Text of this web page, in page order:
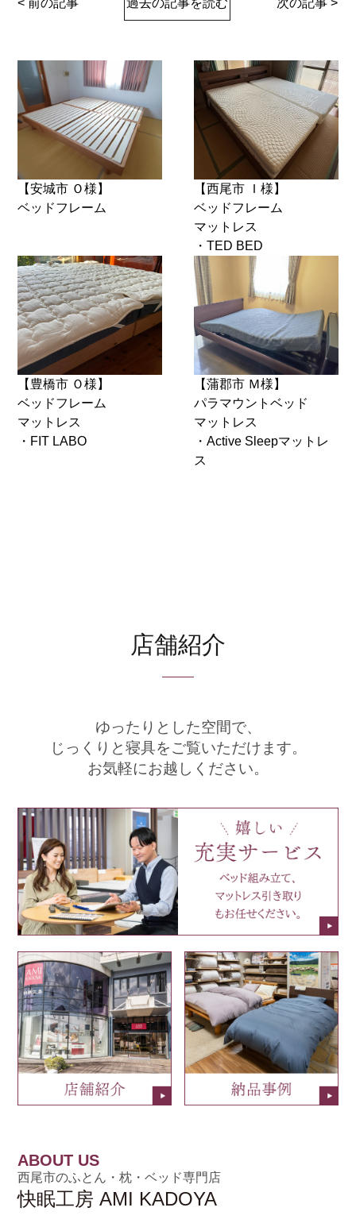
< 前の記事 過去の記事を読む 次の記事 >
【安城市 Ｏ様】
ベッドフレーム
【西尾市 Ｉ様】
ベッドフレーム
マットレス
・TED BED
【豊橋市 Ｏ様】
ベッドフレーム
マットレス
・FIT LABO
【蒲郡市 Ｍ様】
パラマウントベッド
マットレス
・Active Sleepマットレ
ス
店舗紹介
ゆったりとした空間で、
じっくりと寝具をご覧いただけます。
お気軽にお越しください。
ABOUT US
西尾市のふとん・枕・ベッド専門店
快眠工房 AMI KADOYA